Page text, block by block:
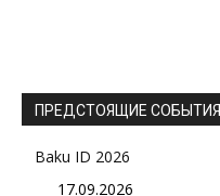
ПРЕДСТОЯЩИЕ СОБЫТИЯ
Baku ID 2026
17.09.2026